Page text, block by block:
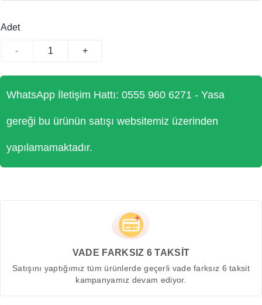
Adet
- +
WhatsApp İletişim Hattı: 0555 960 6271 - Yasa
gereği bu ürünün satışı websitemiz üzerinden
yapılamamaktadır.
VADE FARKSIZ 6 TAKSİT
Satışını yaptığımız tüm ürünlerde geçerli vade farksız 6 taksit
kampanyamız devam ediyor.